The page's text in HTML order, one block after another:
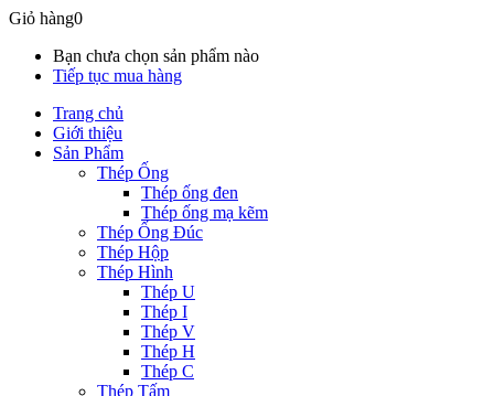
Giỏ hàng0
Bạn chưa chọn sản phẩm nào
Tiếp tục mua hàng
Trang chủ
Giới thiệu
Sản Phẩm
Thép Ống
Thép ống đen
Thép ống mạ kẽm
Thép Ống Đúc
Thép Hộp
Thép Hình
Thép U
Thép I
Thép V
Thép H
Thép C
Thép Tấm